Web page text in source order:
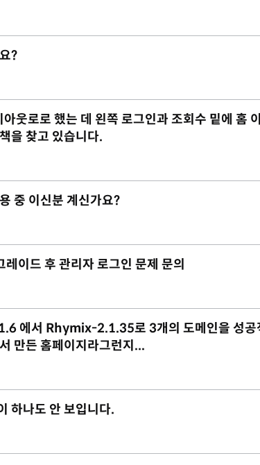
?
웃로로 했는 데 왼쪽 로그인과 조회수 밑에 홈
을 찾고 있습니다.
중 이신분 계신가요?
드 후 관리자 로그인 문제 문의
에서 Rhymix-2.1.35로 3개의 도메인을 성공
만든 홈페이지라그런지...
하나도 안 보입니다.